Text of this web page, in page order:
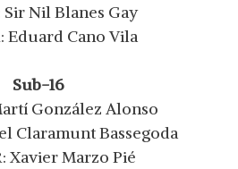
Sir Nil Blanes Gay
Eduard Cano Vila
Sub-16
González Alonso
Claramunt Bassegoda
Xavier Marzo Pié